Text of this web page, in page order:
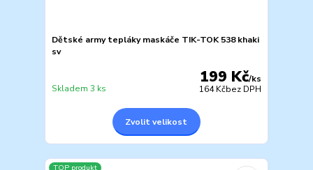
Dětské army tepláky maskáče TIK-TOK 538 khaki
sv
199 Kč/ks
164 Kčbez DPH
Skladem 3 ks
Zvolit velikost
TOP produkt